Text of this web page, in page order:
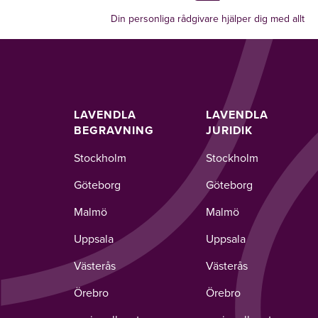
Din personliga rådgivare hjälper dig med allt
LAVENDLA
BEGRAVNING
Stockholm
Göteborg
Malmö
Uppsala
Västerås
Örebro
LAVENDLA
JURIDIK
Stockholm
Göteborg
Malmö
Uppsala
Västerås
Örebro